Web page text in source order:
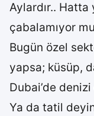
Aylardır.. Hatta
çabalamıyor
Bugün özel
yapsa; küsüp,
Dubai’de
Ya da tatil